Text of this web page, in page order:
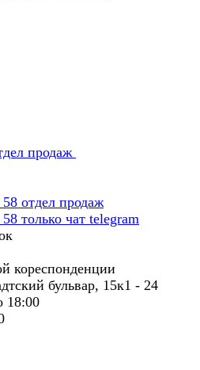
продаж
58 отдел продаж
58 только чат telegram
кореспонденции
бульвар, 15к1 - 24
18:00